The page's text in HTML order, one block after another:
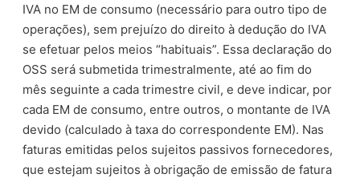
IVA no EM de consumo (necessário para outro tipo de
operações), sem prejuízo do direito à dedução do IVA
se efetuar pelos meios “habituais”. Essa declaração do
OSS será submetida trimestralmente, até ao fim do
mês seguinte a cada trimestre civil, e deve indicar, por
cada EM de consumo, entre outros, o montante de IVA
devido (calculado à taxa do correspondente EM). Nas
faturas emitidas pelos sujeitos passivos fornecedores,
que estejam sujeitos à obrigação de emissão de fatura